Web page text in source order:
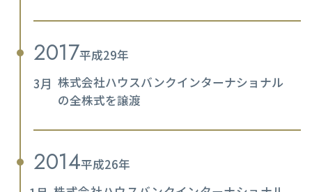
2017平成29年
3月 株式会社ハウスバンクインターナショナル
の全株式を譲渡
2014平成26年